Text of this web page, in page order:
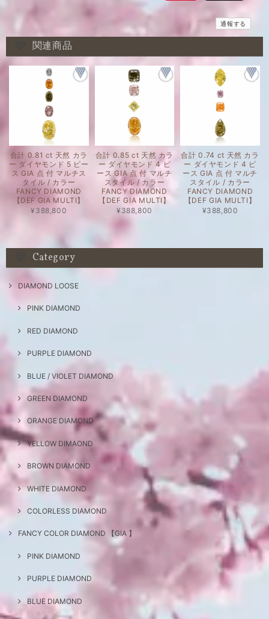
通報する
関連商品
合計 0.81 ct 天然 カラ
ー ダイヤモンド 5 ピー
ス GIA 点 付 マルチス
タイル / カラー
FANCY DIAMOND
【DEF GIA MULTI】
¥388,800
合計 0.85 ct 天然 カラ
ー ダイヤモンド 4 ピ
ース GIA 点 付 マルチ
スタイル / カラー
FANCY DIAMOND
【DEF GIA MULTI】
¥388,800
合計 0.74 ct 天然 カラ
ー ダイヤモンド 4 ピ
ース GIA 点 付 マルチ
スタイル / カラー
FANCY DIAMOND
【DEF GIA MULTI】
¥388,800
Category
DIAMOND LOOSE
PINK DIAMOND
RED DIAMOND
PURPLE DIAMOND
BLUE / VIOLET DIAMOND
GREEN DIAMOND
ORANGE DIAMOND
YELLOW DIMAOND
BROWN DIAMOND
WHITE DIAMOND
COLORLESS DIAMOND
FANCY COLOR DIAMOND 【GIA 】
PINK DIAMOND
PURPLE DIAMOND
BLUE DIAMOND